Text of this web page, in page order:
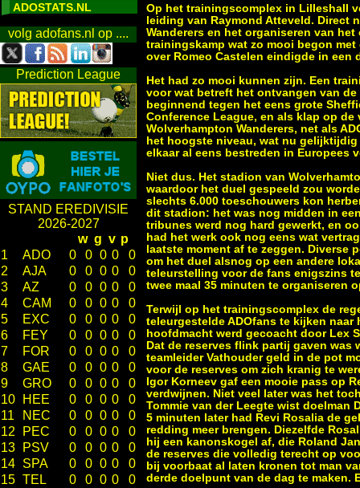
ADOSTATS.NL
volg adofans.nl op ....
Prediction League
STAND EREDIVISIE
2026-2027
w g v p
1
ADO 0 0 0 0
0
2
AJA 0 0 0 0
0
3
AZ 0 0 0 0
0
4
CAM 0 0 0 0
0
5
EXC 0 0 0 0
0
6
FEY 0 0 0 0
0
7
FOR 0 0 0 0
0
8
GAE 0 0 0 0
0
9
GRO 0 0 0 0
0
10
HEE 0 0 0 0
0
11
NEC 0 0 0 0
0
12
PEC 0 0 0 0
0
13
PSV 0 0 0 0
0
14 SPA 0 0 0 0
0
15 TEL 0 0 0 0
0
Op het trainingscomplex in Lilleshall
leiding van Raymond Atteveld. Direct
Wanderers en het organiseren van
trainingskamp wat zo mooi begon
over Romeo Castelen eindigde in een
Het had zo mooi kunnen zijn. Een
voor wat betreft het ontvangen van
beginnend tegen het eens grote
Conference League, en als klap op
Wolverhampton Wanderers, net als
het hoogste niveau, wat nu
elkaar al eens bestreden in Europees
Niet dus. Het stadion van
waardoor het duel gespeeld zou
slechts 6.000 toeschouwers kon
dit stadion: het was nog midden in
tribunes werd nog hard gewerkt, en
had het werk ook nog eens wat
laatste moment af te zeggen. Diverse
om het duel alsnog op een andere
teleurstelling voor de fans enigszins
twee maal 35 minuten te organiseren
Terwijl op het trainingscomplex de
teleurgestelde ADOfans te kijken naar
hoofdmacht werd gecoacht door Lex
Dat de reserves flink partij gaven was
teamleider Vathouder geld in de pot
voor de reserves om zich kranig te
Igor Korneev gaf een mooie pass op
verdwijnen. Niet veel later was het
Tommie van der Leegte wist doelman
5 minuten later had Revi Rosalia de
redding meer brengen. Diezelfde
hij een kanonskogel af, die Roland
de reserves die volledig terecht op
bij voorbaat al laten kronen tot man
derde doelpunt van de dag te maken.